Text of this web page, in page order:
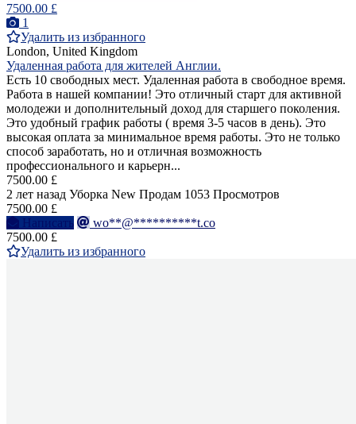
7500.00 £
1
Удалить из избранного
London, United Kingdom
Удаленная работа для жителей Англии.
Есть 10 свободных мест. Удаленная работа в свободное время.
Работа в нашей компании! Это отличный старт для активной
молодежи и дополнительный доход для старшего поколения.
Это удобный график работы ( время 3-5 часов в день). Это
высокая оплата за минимальное время работы. Это не только
способ заработать, но и отличная возможность
профессионального и карьерн...
7500.00 £
2 лет назад Уборка New Продам 1053 Просмотров
7500.00 £
Написать
wo**@**********t.co
7500.00 £
Удалить из избранного